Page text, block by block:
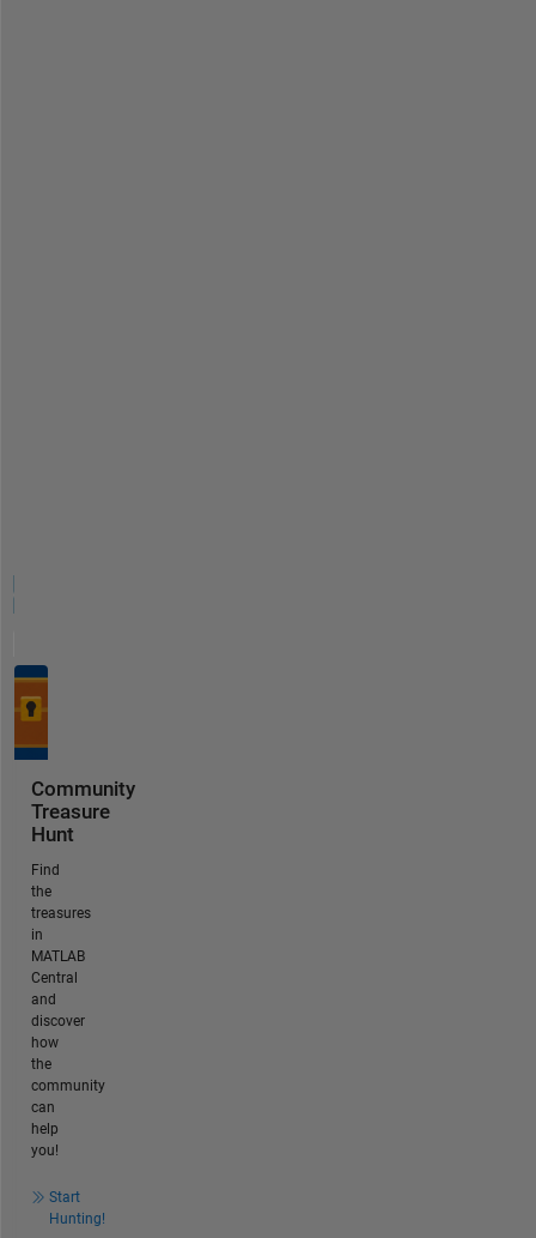
Community
Treasure
Hunt
Find
the
treasures
in
MATLAB
Central
and
discover
how
the
community
can
help
you!
Start
Hunting!